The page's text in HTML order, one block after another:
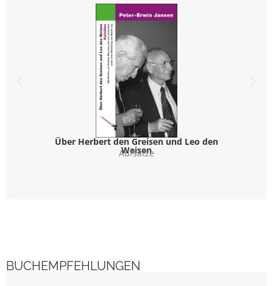
Über Herbert den Greisen und Leo den
Weisen
Aufsätze
BUCHEMPFEHLUNGEN